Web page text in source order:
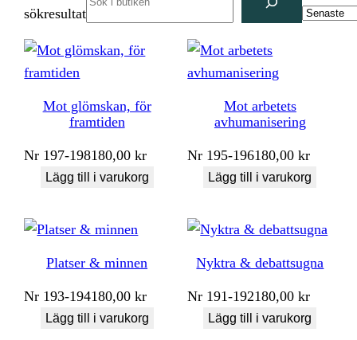
sökresultat
Mot glömskan, för
framtiden
Nr 197-198180,00kr
Lägg till i varukorg
Mot arbetets
avhumanisering
Nr 195-196180,00kr
Lägg till i varukorg
Platser & minnen
Nr 193-194180,00kr
Lägg till i varukorg
Nyktra & debattsugna
Nr 191-192180,00kr
Lägg till i varukorg